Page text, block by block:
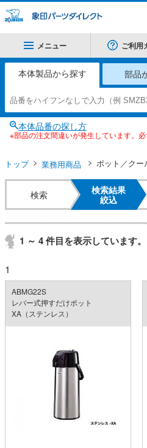
メニュー ご利用
本体製品から探す 部品
本体品番の探し方
※部品の注文間違いが発生しています。必
トップ 業務用商品 ポット／クー
検索
検索結果
絞込
1 ～ 4 件目を表示しています。
1
ABMG22S
レバー式押すだけポット
XA（ステンレス）